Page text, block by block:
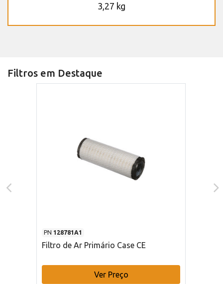
3,27 kg
Filtros em Destaque
PN 128781A1
Filtro de Ar Primário Case CE
Ver Preço